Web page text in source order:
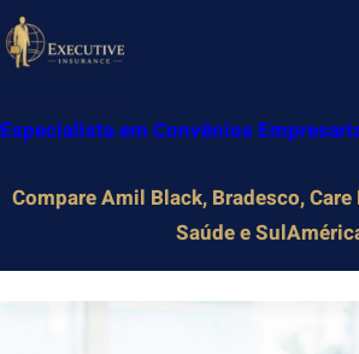
Especialista em Convênios
Compare Amil Black, Bradesco,
Saúde e